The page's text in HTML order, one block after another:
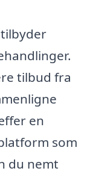
tilbud fra
en
som
du nemt